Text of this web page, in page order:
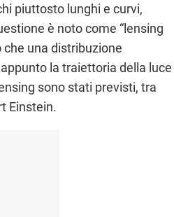
piuttosto lunghi e curvi,
è noto come “lensing
che una distribuzione
la traiettoria della luce
sono stati previsti, tra
Einstein.